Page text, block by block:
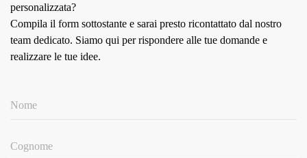
personalizzata?
Compila il form sottostante e sarai presto ricontattato dal nostro
team dedicato. Siamo qui per rispondere alle tue domande e
realizzare le tue idee.